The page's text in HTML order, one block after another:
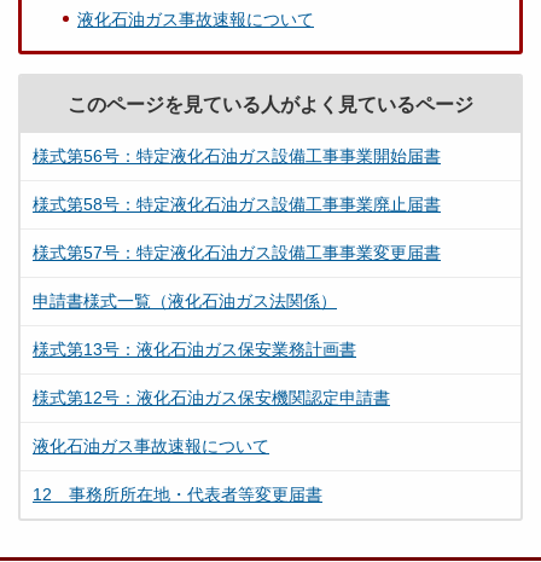
液化石油ガス事故速報について
このページを見ている人がよく見ているページ
様式第56号：特定液化石油ガス設備工事事業開始届書
様式第58号：特定液化石油ガス設備工事事業廃止届書
様式第57号：特定液化石油ガス設備工事事業変更届書
申請書様式一覧（液化石油ガス法関係）
様式第13号：液化石油ガス保安業務計画書
様式第12号：液化石油ガス保安機関認定申請書
液化石油ガス事故速報について
12 事務所所在地・代表者等変更届書